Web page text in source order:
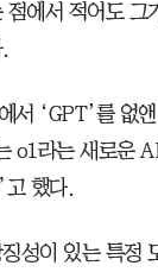
에서 적어도 그
서 ‘GPT’를 없
o1라는 새로운
고 했다.
성이 있는 특정